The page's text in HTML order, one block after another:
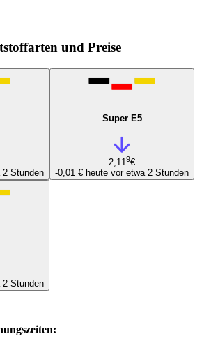
und Preise
2 Stunden
Super E5
2,119€
-0,01 € heute vor etwa 2 Stunden
2 Stunden